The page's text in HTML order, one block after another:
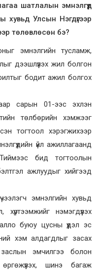
шатлалын эмнэлгүүд
хувьд Улсын Нэгдүгээр
төлөвлөсөн бэ?
эмнэлгийн тусламж,
дээшлүүлэх жил болгон
бодит ажил болгох
сарын 01-ээс эхлэн
төлбөрийн хэмжээг
тогтоол хэрэгжихээр
үйл ажиллагаанд
бид тогтоолын
ажлуудыг хийгээд
эмнэлгийн хувьд
нэмэгдүүлэх
буюу цусны үүдэл эс
хэм алдагдлыг засах
эмчилгээ болон
шинэ багаж